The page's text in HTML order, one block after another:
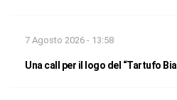
7 Agosto 2026 - 13:58
Una call per il logo del “Tartufo